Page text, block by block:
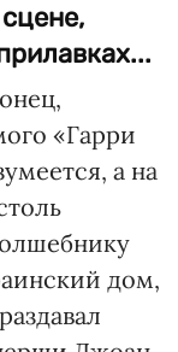
«Гарри
а на
дом,